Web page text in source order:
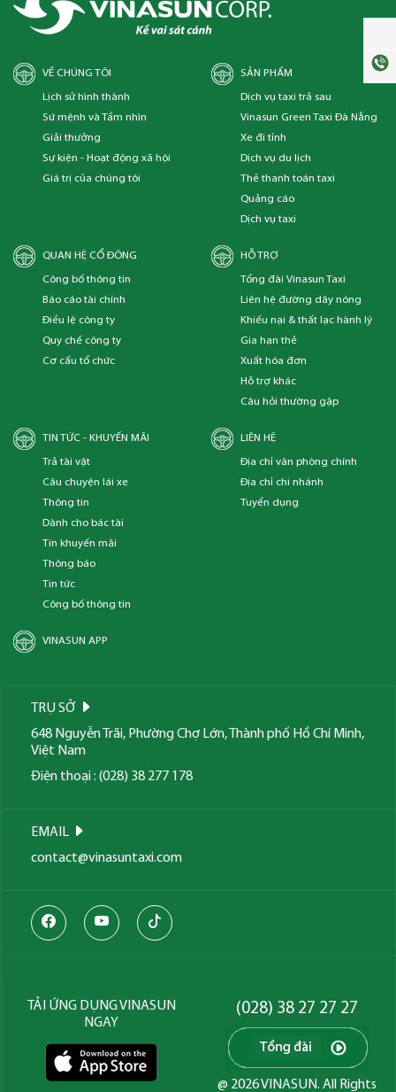
VỀ CHÚNG TÔI
Lịch sử hình thành
Sứ mệnh và Tầm nhìn
Giải thưởng
Sự kiện - Hoạt động xã hội
Giá trị của chúng tôi
SẢN PHẨM
Dịch vụ taxi trả sau
Vinasun Green Taxi Đà Nẵng
Xe đi tỉnh
Dịch vụ du lịch
Thẻ thanh toán taxi
Quảng cáo
Dịch vụ taxi
QUAN HỆ CỔ ĐÔNG
Công bố thông tin
Báo cáo tài chính
Điều lệ công ty
Quy chế công ty
Cơ cấu tổ chức
HỖ TRỢ
Tổng đài Vinasun Taxi
Liên hệ đường dây nóng
Khiếu nại & thất lạc hành lý
Gia hạn thẻ
Xuất hóa đơn
Hỗ trợ khác
Câu hỏi thường gặp
TIN TỨC - KHUYẾN MÃI
Trả tài vật
Câu chuyện lái xe
Thông tin
Dành cho bác tài
Tin khuyến mãi
Thông báo
Tin tức
Công bố thông tin
VINASUN APP
LIÊN HỆ
Địa chỉ văn phòng chính
Địa chỉ chi nhánh
Tuyển dụng
TRỤ SỞ
648 Nguyễn Trãi, Phường Chợ Lớn, Thành phố Hồ Chí Minh,
Việt Nam
Điện thoại : (028) 38 277 178
EMAIL
contact@vinasuntaxi.com
TẢI ỨNG DỤNG VINASUN
NGAY
(028) 38 27 27 27
@ 2026 VINASUN. All Rights